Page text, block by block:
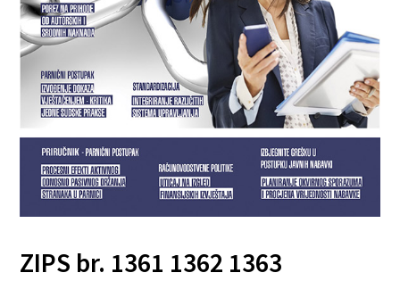
ZIPS br. 1361 1362 1363